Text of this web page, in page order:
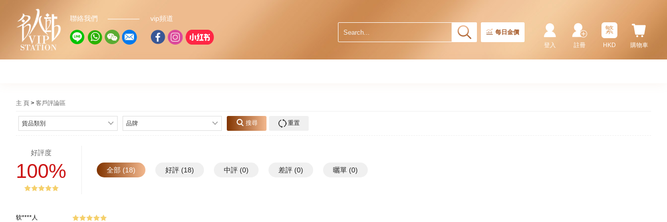
聯絡我們 vip頻道
每日金價
購物車
繁
HKD
註冊
登入
主 頁 客戶評論區
貨品類別 品牌 搜尋 重置
好評度
100% 全部 (18) 好評 (18) 中評 (0) 差評 (0) 曬單 (0)
软****人